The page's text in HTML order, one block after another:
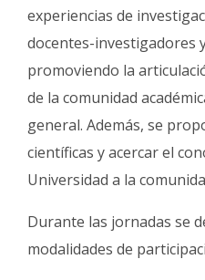
experiencias de
docentes-investigadores
promoviendo la
de la comunidad
general. Además, se
científicas y acercar el
Universidad a la
Durante las jornadas se
modalidades de